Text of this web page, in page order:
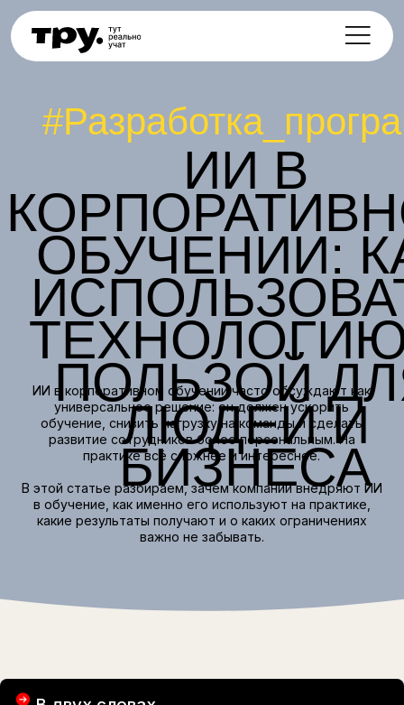
ИИ В
ОБУЧЕНИИ: КАК
ИСПОЛЬЗОВАТЬ
ТЕХНОЛОГИЮ С
ПОЛЬЗОЙ ДЛЯ
ЛЮДЕЙ И
БИЗНЕСА
ИИ в корпоративном обучении часто обсуждают как
универсальное решение: он должен ускорить
обучение, снизить нагрузку на команды и сделать
развитие сотрудников более персональным. На
практике всё сложнее и интереснее.
В этой статье разбираем, зачем компании внедряют ИИ
в обучение, как именно его используют на практике,
какие результаты получают и о каких ограничениях
важно не забывать.